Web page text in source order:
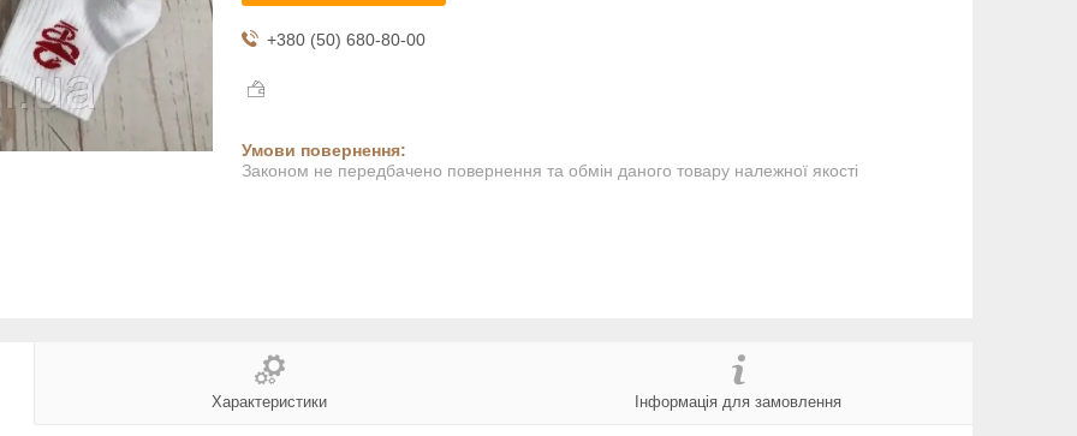
+380 (50) 680-80-00
Законом не передбачено повернення та обмін даного товару належної якості
Характеристики Інформація для замовлення